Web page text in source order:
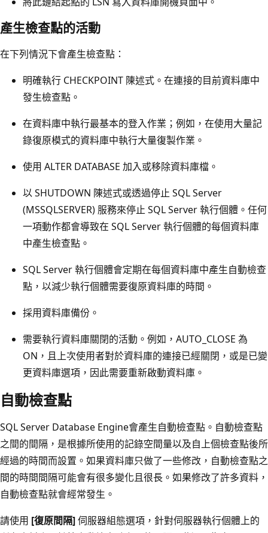
產生檢查點的活動
在下列情況下會產生檢查點：
明確執行 CHECKPOINT 陳述式。在連接的目前資料庫中
發生檢查點。
在資料庫中執行最基本的登入作業；例如，在使用大量記
錄復原模式的資料庫中執行大量復製作業。
使用 ALTER DATABASE 加入或移除資料庫檔。
以 SHUTDOWN 陳述式或透過停止 SQL Server
(MSSQLSERVER) 服務來停止 SQL Server 執行個體。任何
一項動作都會導致在 SQL Server 執行個體的每個資料庫
中產生檢查點。
SQL Server 執行個體會定期在每個資料庫中產生自動檢查
點，以減少執行個體需要復原資料庫的時間。
採用資料庫備份。
需要執行資料庫關閉的活動。例如，AUTO_CLOSE 為
ON，且上次使用者對於資料庫的連接已經關閉，或是已變
更資料庫選項，因此需要重新啟動資料庫。
自動檢查點
SQL Server Database Engine會產生自動檢查點。自動檢查點
之間的間隔，是根據所使用的記錄空間量以及自上個檢查點後所
經過的時間而設置。如果資料庫只做了一些修改，自動檢查點之
間的時間間隔可能會有很多變化且很長。如果修改了許多資料，
自動檢查點就會經常發生。
請使用 [復原間隔]伺服器組態選項，針對伺服器執行個體上的